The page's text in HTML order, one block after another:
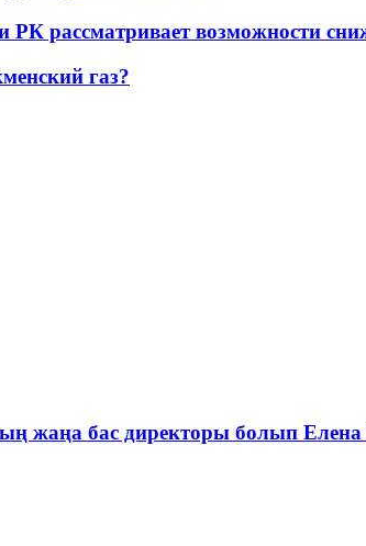
РК рассматривает возможности
газ?
жаңа бас директоры болып